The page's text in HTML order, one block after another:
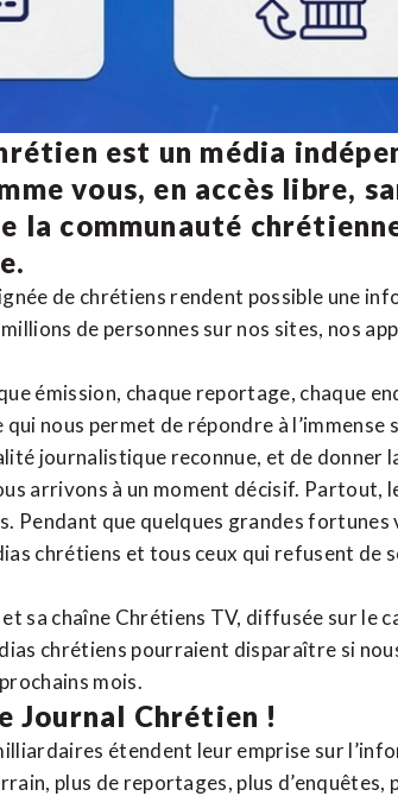
est un média
vous, en accès libre,
la communauté
de chrétiens rendent possible une
de personnes sur nos sites, nos
émission, chaque reportage, chaque
qui nous permet de répondre à
journalistique reconnue, et de donner
arrivons à un moment décisif. Partout,
Pendant que quelques grandes
chrétiens et tous ceux qui refusent de
sa chaîne Chrétiens TV, diffusée sur le
chrétiens pourraient disparaître si
mois.
Journal Chrétien !
étendent leur emprise sur
plus de reportages, plus d’enquêtes,